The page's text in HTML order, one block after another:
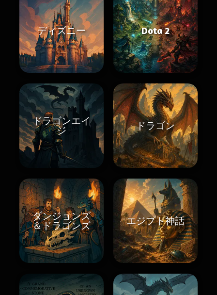
ディズニー Dota 2
ドラゴンエイ
ジ
ドラゴン
ダンジョンズ
＆ドラゴンズ
エジプト神話